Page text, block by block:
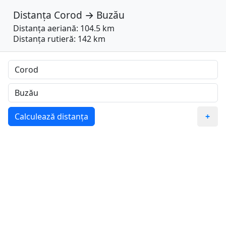
Distanța Corod → Buzău
Distanța aeriană: 104.5 km
Distanța rutieră: 142 km
Calculează distanța +